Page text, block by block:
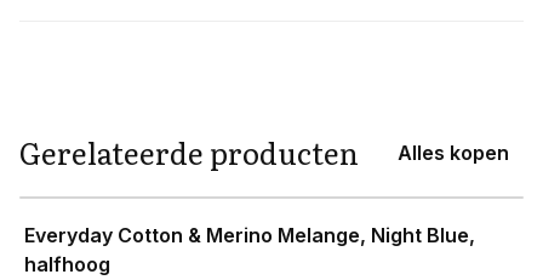
Gerelateerde producten Alles kopen
Everyday Cotton & Merino Melange, Night Blue,
halfhoog